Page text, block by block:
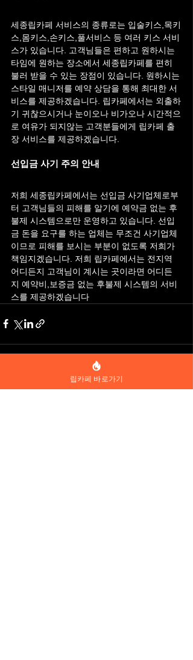
세종립카페 서비스의 종류로는 입술키스,목키
스,몸키스,손키스,풀서비스 등 여러 키스 서비
스가 있습니다. 고객님들은 편하고 원하시는
타임에 원하는 장소에서 세종립카페를 편히
불러 받을 수 있는 장점이 있습니다. 원하시는
스타일 매니저를 예약 상담을 통해 최대한 서
비스를 제공하겠습니다. 립카페에서는 외출하
기 귀찮으시거나 눈이오나 비가오나 시간적으
로 여유가 되지않는 고객분들에게 립카페 출
장 서비스를 제공하겠습니다.
선입금 사기 주의 안내
저희 세종립카페에서는 선입금 사기업체로부
터 고객님들의 피해를 알기에 예약금 없는 후
불제 시스템으로만 운영하고 있습니다. 선입
금 돈을 요구를 하는 업체는 무조건 사기업체
이므로 피해를 보시는 부분이 없도록 저희가
책임지겠습니다. 저희 립카페에서는 전지역
어디든지 고객님이 계시는 곳이라면 어디든
지 예약비,보증금 없는 후불제 시스템의 서비
스를 제공하겠습니다
전체 보기
립카페 바로가기